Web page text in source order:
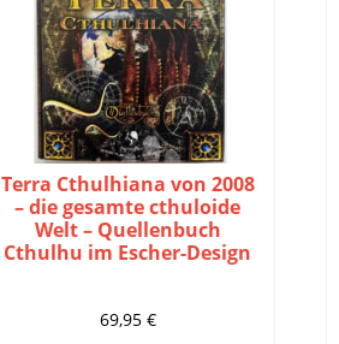
Terra Cthulhiana von 2008
– die gesamte cthuloide
Welt – Quellenbuch
Cthulhu im Escher-Design
69,95 €